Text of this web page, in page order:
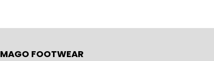
MAGO FOOTWEAR